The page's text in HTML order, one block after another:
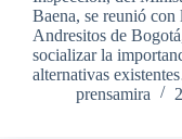
Baena, se reunió con
Andresitos de
socializar la
alternativas
prensamira